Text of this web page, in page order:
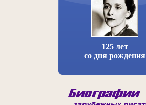
125 лет
со дня рождения